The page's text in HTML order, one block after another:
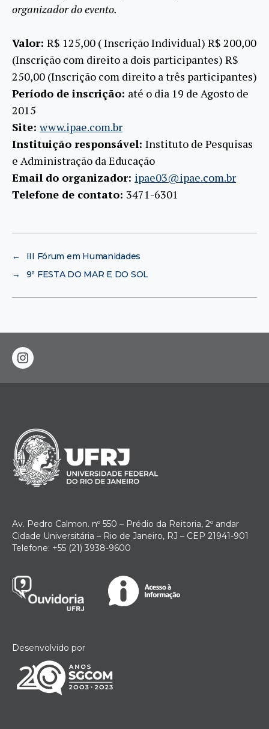
organizador do evento.
Valor: R$ 125,00 ( Inscrição Individual) R$ 200,00
(Inscrição com direito a dois participantes) R$
250,00 (Inscrição com direito a três participantes)
Período de inscrição: até o dia 19 de Agosto de
2015
Site:www.ipae.com.br
Instituição responsável: Instituto de Pesquisas
e Administração da Educação
Email do organizador: ipae03@ipae.com.br
Telefone de contato: 3471-6301
←
III Fórum em Humanidades
→
9ª FESTA DO MAR E DO SOL
instagram
Av. Pedro Calmon. nº 550 – Prédio da Reitoria, 2º andar
Cidade Universitária – Rio de Janeiro, RJ – CEP 21941-901
Telefone: +55 (21) 3938-9600
Desenvolvido por